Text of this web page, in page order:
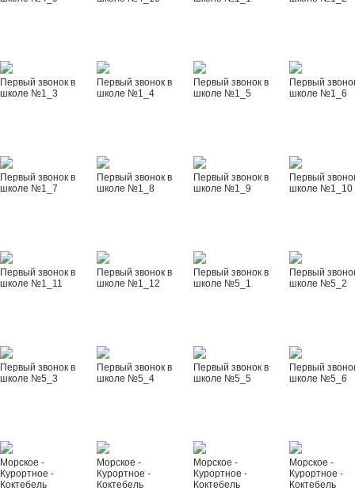
Первый звонок в
школе №1_3
Первый звонок в
школе №1_4
Первый звонок в
школе №1_5
Первый
школе №1_6
Первый звонок в
школе №1_7
Первый звонок в
школе №1_8
Первый звонок в
школе №1_9
Первый
школе №1_10
Первый звонок в
школе №1_11
Первый звонок в
школе №1_12
Первый звонок в
школе №5_1
Первый
школе №5_2
Первый звонок в
школе №5_3
Первый звонок в
школе №5_4
Первый звонок в
школе №5_5
Первый
школе №5_6
Морское -
Курортное -
Коктебель
Морское -
Курортное -
Коктебель
Морское -
Курортное -
Коктебель
Морское -
Курортное -
Коктебель